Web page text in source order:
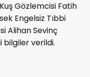
Gözlemcisi Fatih
Engelsiz Tıbbi
Alihan Sevinç
bilgiler verildi.